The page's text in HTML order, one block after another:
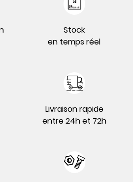
Stock
en temps réel
Livraison rapide
entre 24h et 72h